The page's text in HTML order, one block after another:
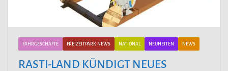
FAHRGESCHÄFTE FREIZEITPARK NEWS NATIONAL NEUHEITEN NEWS
RASTI-LAND KÜNDIGT NEUES